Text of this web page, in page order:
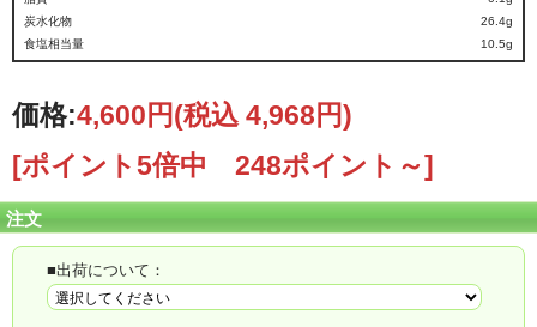
炭水化物
26.4g
食塩相当量
10.5g
価格:4,600円(税込 4,968円)
[ポイント5倍中 248ポイント～]
注文
■出荷について：